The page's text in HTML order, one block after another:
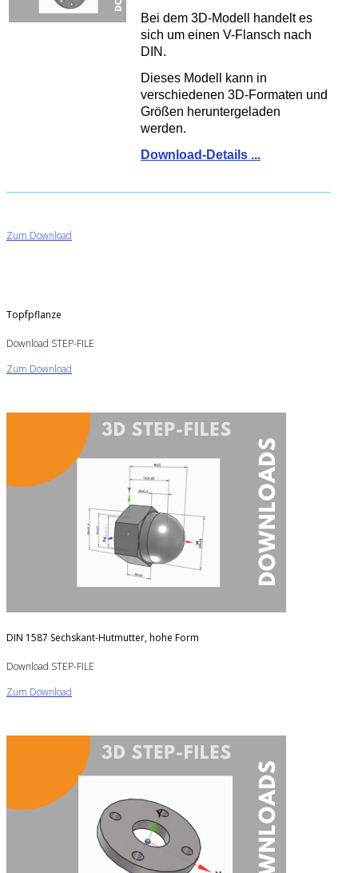
Bei dem 3D-Modell handelt es
sich um einen V-Flansch nach
DIN.
Dieses Modell kann in
verschiedenen 3D-Formaten und
Größen heruntergeladen
werden.
Download-Details ...
Zum Download
Topfpflanze
Download STEP-FILE
Zum Download
DIN 1587 Sechskant-Hutmutter, hohe Form
Download STEP-FILE
Zum Download